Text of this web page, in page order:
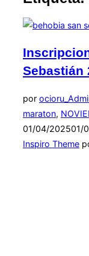
lateral
y
la
Sebastián
por
maraton,
01/04/202501/
Inspiro Theme